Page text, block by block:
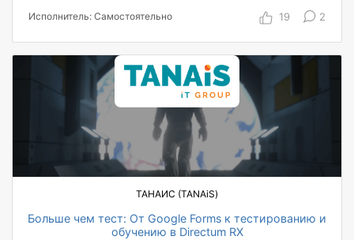
13+ млн руб. экономия по результатам проекта
документа
38 000 событий ознакомления с внутренними
нормативными документами
Исполнитель: Самостоятельно 19 2
ТАНАИС (TANAiS)
Больше чем тест: От Google Forms к тестированию и
обучению в Directum RX